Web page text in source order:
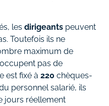
les dirigeants peuvent
Toutefois ils ne
maximum de
pas de
est fixé à 220 chèques-
personnel salarié, ils
jours réellement